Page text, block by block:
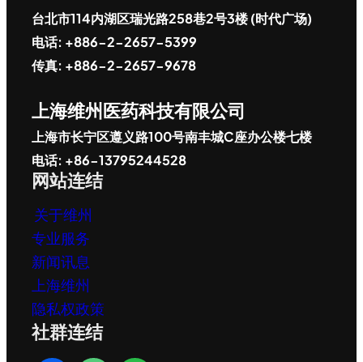
台北市114内湖区瑞光路258巷2号3楼 (时代广场)
电话: +886-2-2657-5399
传真: +886-2-2657-9678
上海维州医药科技有限公司
上海市长宁区遵义路100号南丰城C座办公楼七楼
电话: +86-13795244528
网站连结
关于维州
专业服务
新闻讯息
上海维州
隐私权政策
社群连结